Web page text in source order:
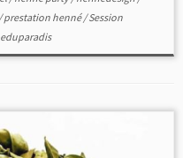
/prestation henné/Session